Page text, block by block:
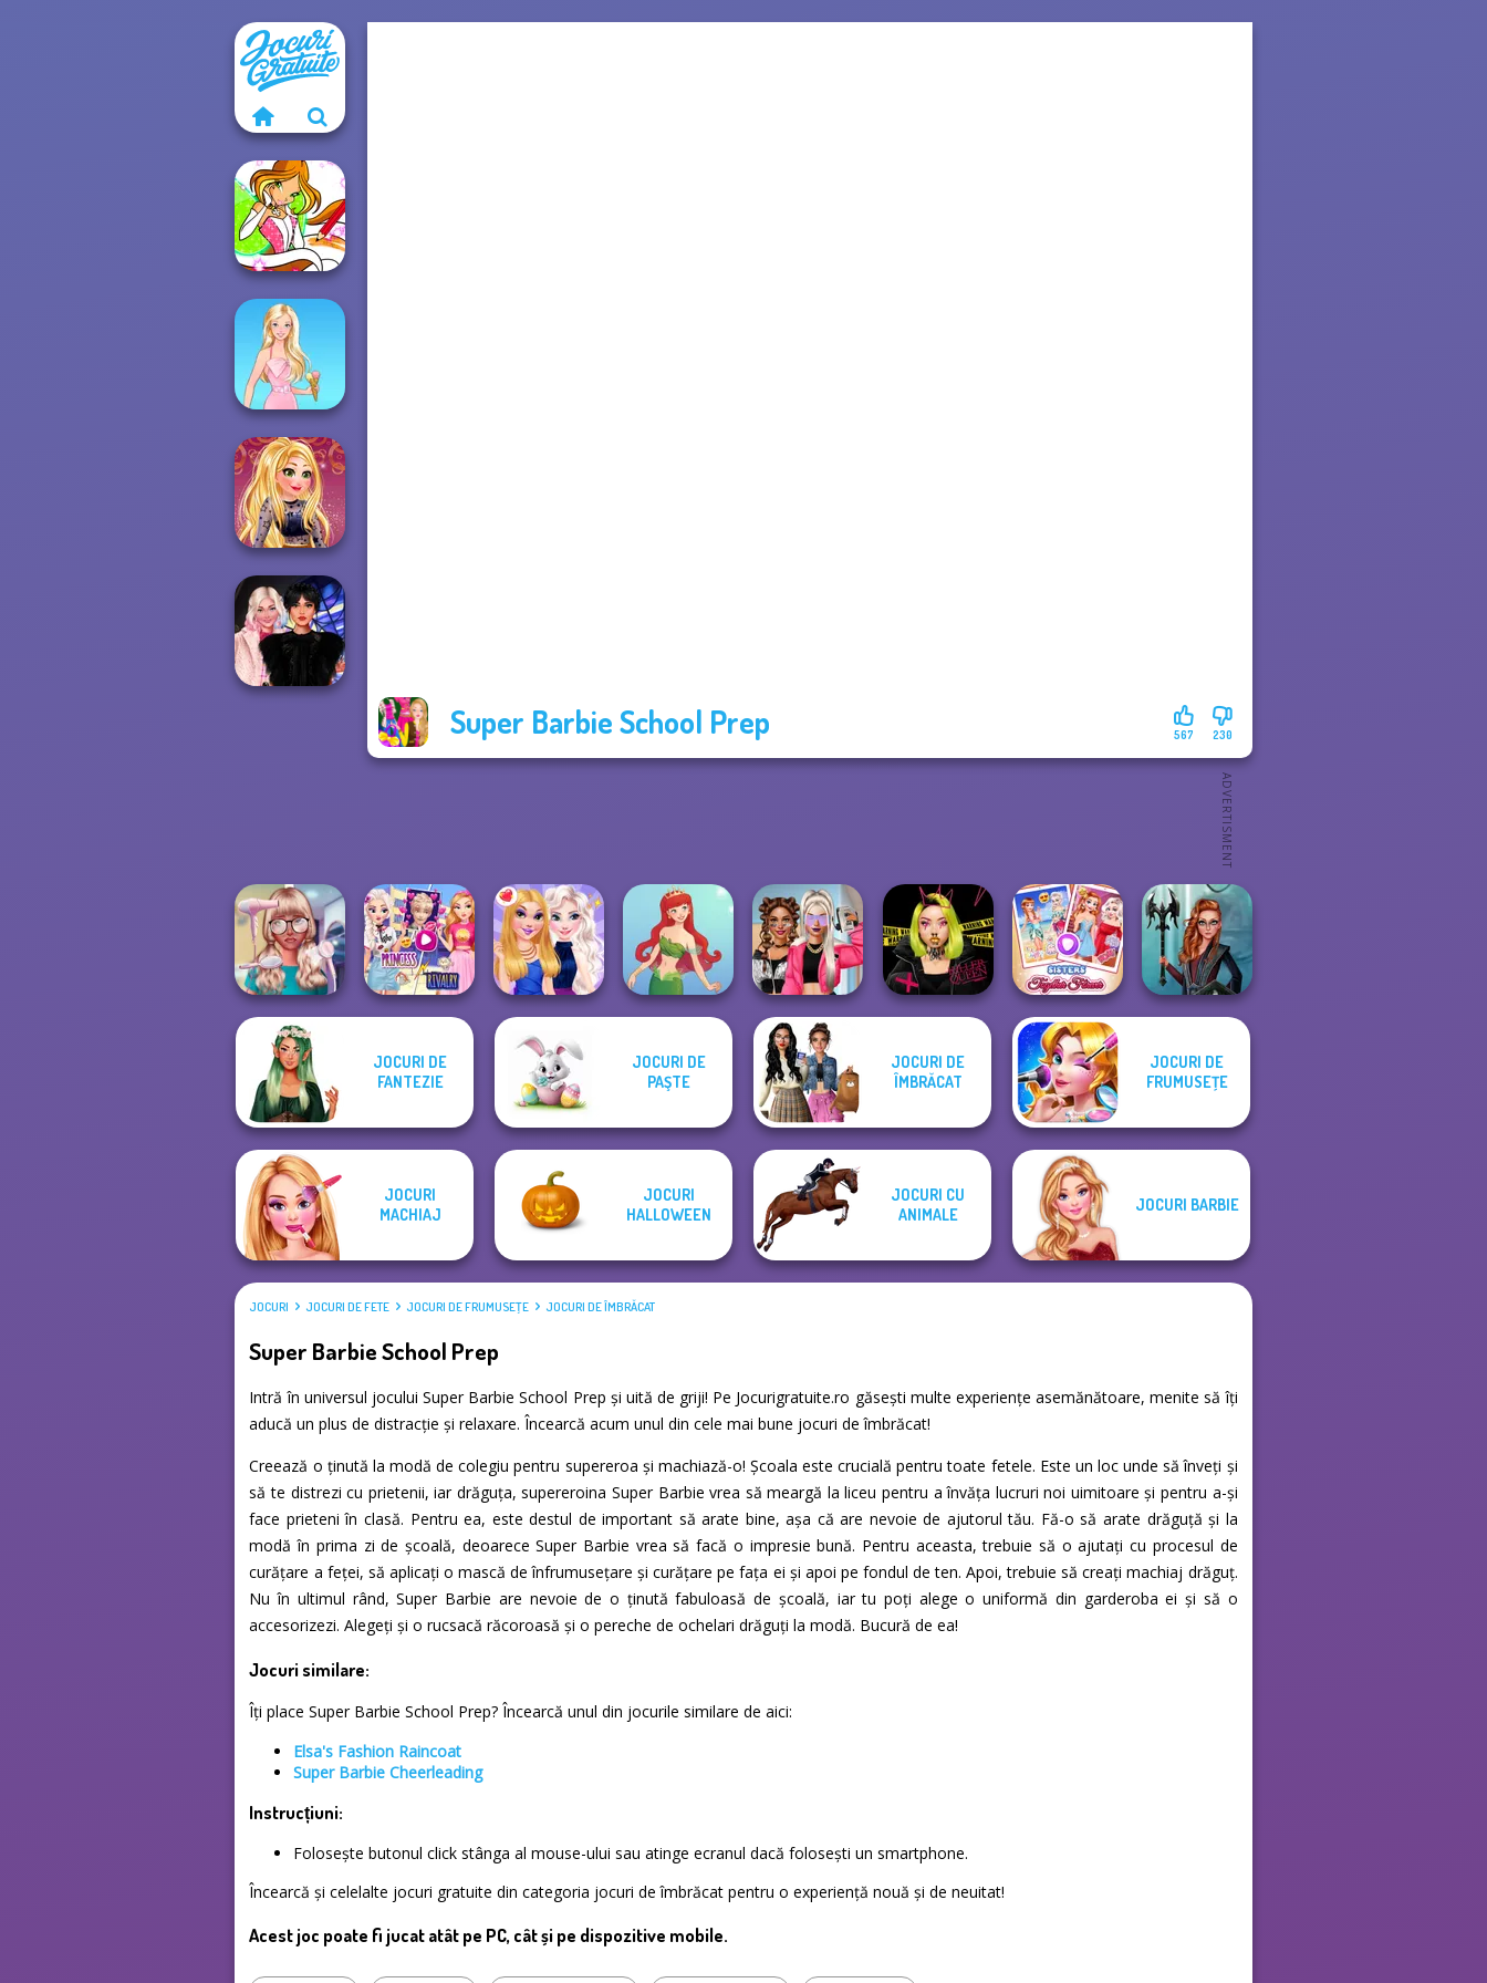
Super Barbie School Prep 230
567
Winx Paint Fairy
Color
Barbie
Online Selfie
Stories
Nerd To Popular
Makeover Mania
Elsa And
Rapunzel
Princess Riv...
BFFs Night Out Cute Mermaid
BFFs Vs Bullies:
Fashion Rival...
Urban Glam
Warriors
Sisters Together
Forever
Centaur
Princesses
JOCURI DE
FANTEZIE
JOCURI DE
PAŞTE
JOCURI DE
ÎMBRĂCAT
JOCURI DE
FRUMUSEŢE
JOCURI
MACHIAJ
JOCURI
HALLOWEEN
JOCURI CU
ANIMALE
JOCURI BARBIE
JOCURI JOCURI DE FETE JOCURI DE FRUMUSEŢE JOCURI DE ÎMBRĂCAT
Super Barbie School Prep
Intră în universul jocului Super Barbie School Prep și uită de griji! Pe Jocurigratuite.ro găsești multe experiențe asemănătoare, menite să îți
aducă un plus de distracție și relaxare. Încearcă acum unul din cele mai bune jocuri de îmbrăcat!
Creează o ținută la modă de colegiu pentru supereroa și machiază-o! Școala este crucială pentru toate fetele. Este un loc unde să înveți și
să te distrezi cu prietenii, iar drăguța, supereroina Super Barbie vrea să meargă la liceu pentru a învăța lucruri noi uimitoare și pentru a-și
face prieteni în clasă. Pentru ea, este destul de important să arate bine, așa că are nevoie de ajutorul tău. Fă-o să arate drăguță și la
modă în prima zi de școală, deoarece Super Barbie vrea să facă o impresie bună. Pentru aceasta, trebuie să o ajutați cu procesul de
curățare a feței, să aplicați o mască de înfrumusețare și curățare pe fața ei și apoi pe fondul de ten. Apoi, trebuie să creați machiaj drăguț.
Nu în ultimul rând, Super Barbie are nevoie de o ținută fabuloasă de școală, iar tu poți alege o uniformă din garderoba ei și să o
accesorizezi. Alegeți și o rucsacă răcoroasă și o pereche de ochelari drăguți la modă. Bucură de ea!
Jocuri similare:
Îți place Super Barbie School Prep? Încearcă unul din jocurile similare de aici:
Elsa's Fashion Raincoat
Super Barbie Cheerleading
Instrucțiuni:
Folosește butonul click stânga al mouse-ului sau atinge ecranul dacă folosești un smartphone.
Încearcă și celelalte jocuri gratuite din categoria jocuri de îmbrăcat pentru o experiență nouă și de neuitat!
Acest joc poate fi jucat atât pe PC, cât și pe dispozitive mobile.